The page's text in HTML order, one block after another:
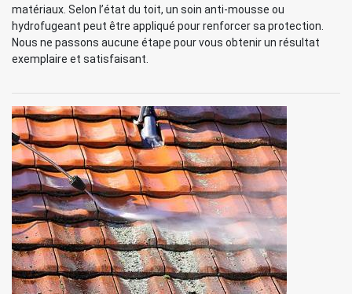
matériaux. Selon l’état du toit, un soin anti-mousse ou
hydrofugeant peut être appliqué pour renforcer sa protection.
Nous ne passons aucune étape pour vous obtenir un résultat
exemplaire et satisfaisant.